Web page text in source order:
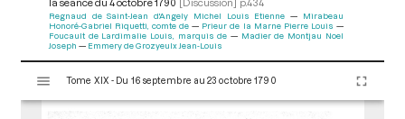
Regnaud de Saint-Jean d'Angely Michel Louis Etienne
Mirabeau
Honoré-Gabriel Riquetti, comte de
Prieur de la Marne Pierre Louis
Foucault de Lardimalie Louis, marquis de
Madier de Montjau Noel
Joseph
Emmery de Grozyeulx Jean-Louis
Décret relatif aux frais de démolition de la Bastille, lors de la
s
Tome XIX - Du 16 septembre au 23 octobre 1790